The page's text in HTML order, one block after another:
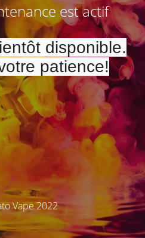
est actif
disponible.
patience!
Vape 2022